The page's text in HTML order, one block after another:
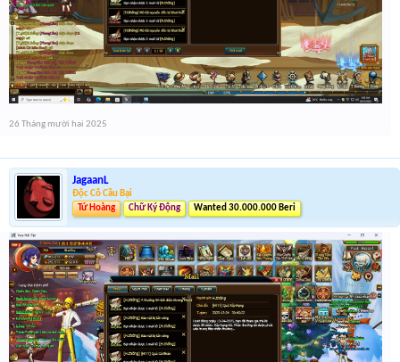
26 Tháng mười hai 2025
JagaanL
Độc Cô Cầu Bại
Tứ Hoàng
Chữ Ký Động Wanted 30.000.000 Beri